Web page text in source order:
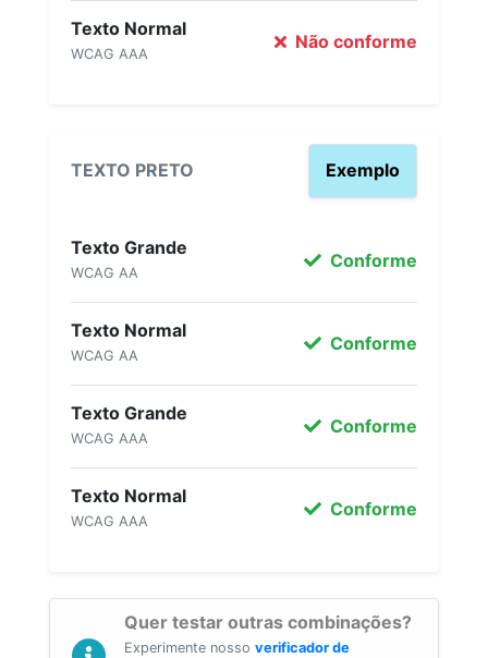
Texto Normal
WCAG AAA
Não conforme
TEXTO PRETO Exemplo
Texto Grande
WCAG AA
Conforme
Texto Normal
WCAG AA
Conforme
Texto Grande
WCAG AAA
Conforme
Texto Normal
WCAG AAA
Conforme
Quer testar outras combinações?
Experimente nosso verificador de